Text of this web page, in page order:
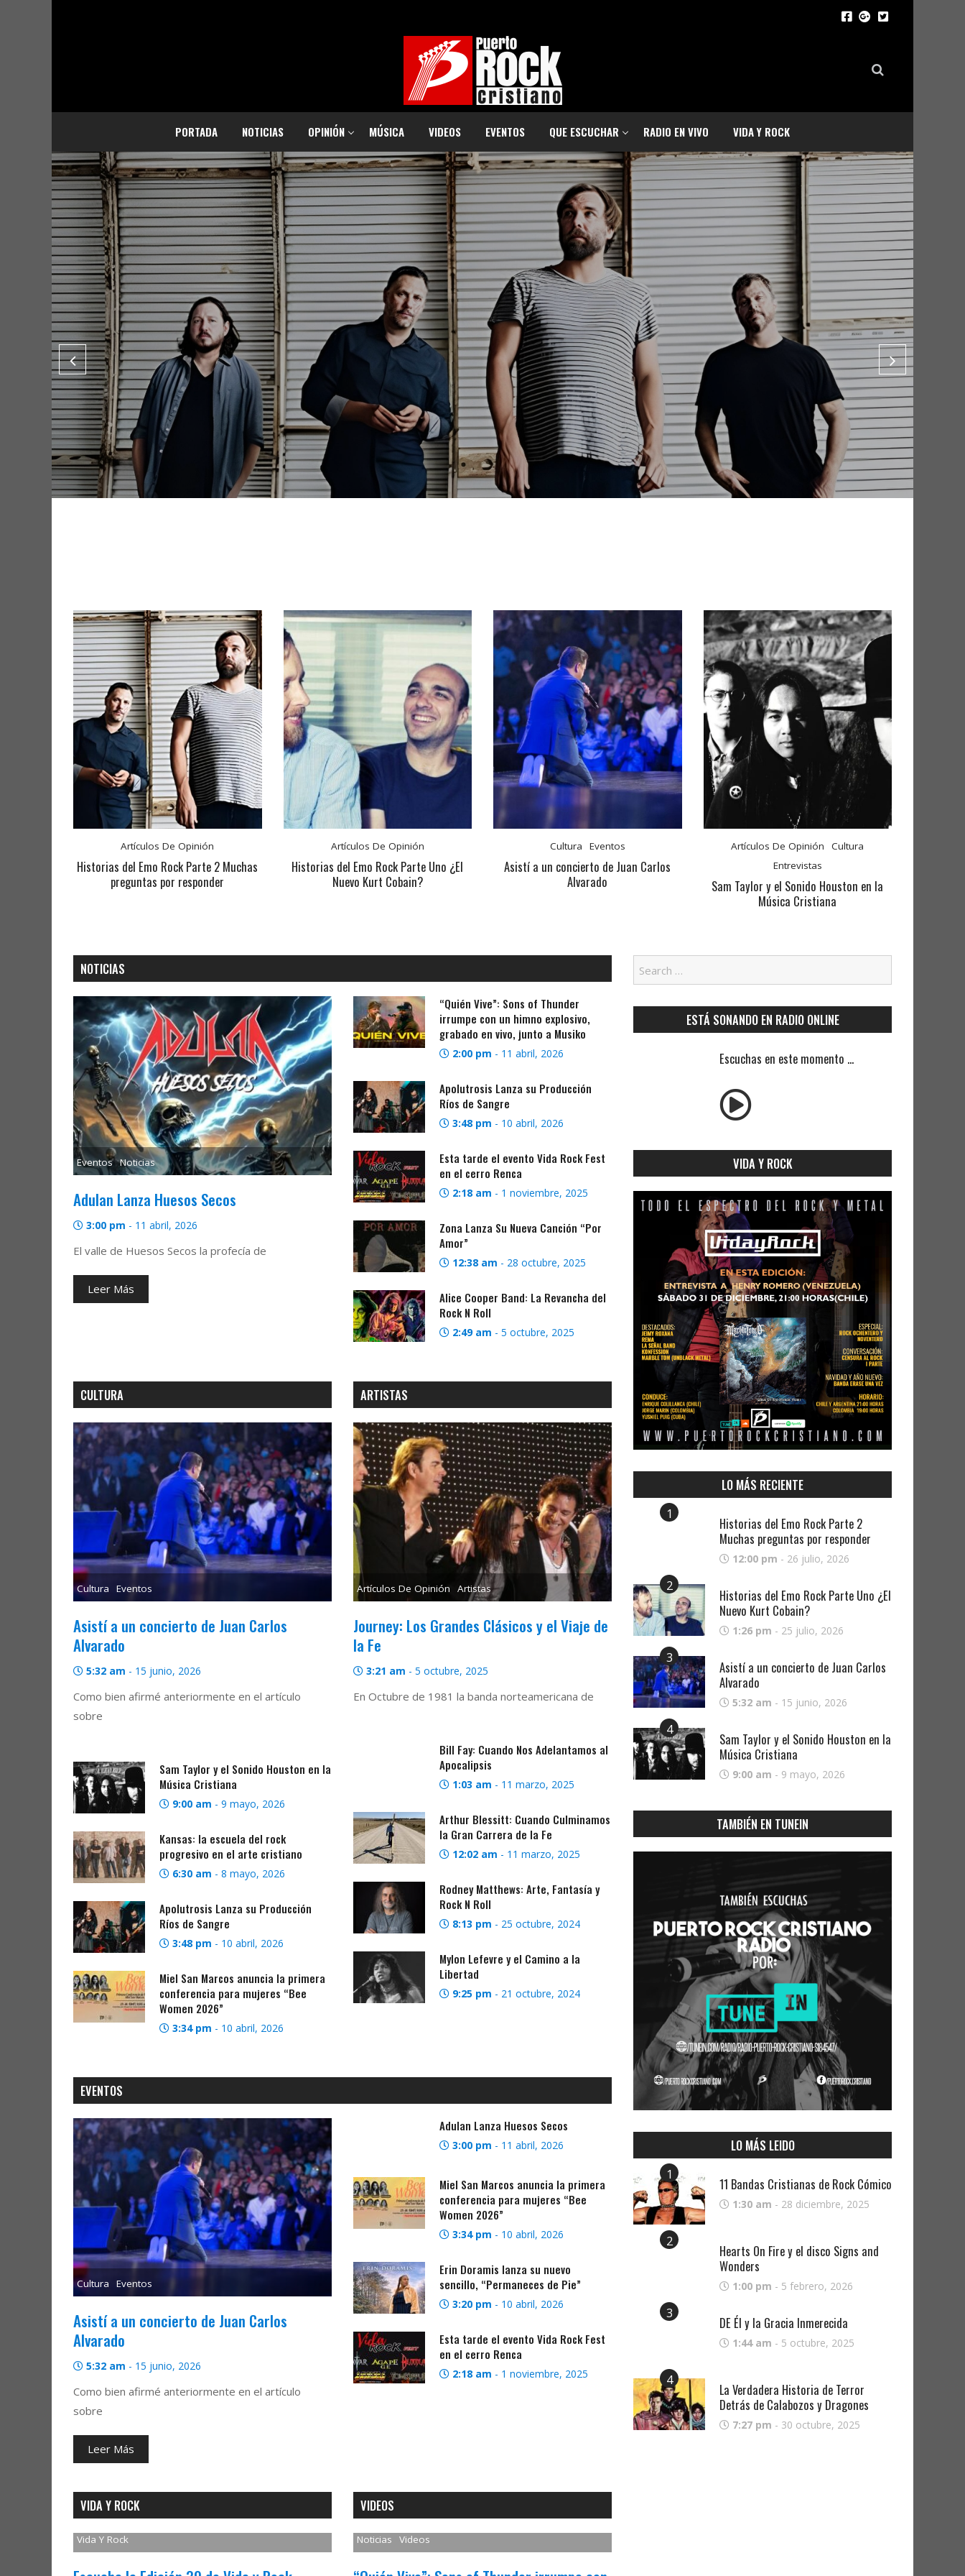
PORTADA NOTICIAS OPINIÓN MÚSICA VIDEOS EVENTOS QUE ESCUCHAR RADIO EN VIVO VIDA Y ROCK
12:00 pm 26 julio, 2026
Artículos De Opinión
Historias del Emo Rock Parte 2 Muchas
preguntas por responder
Artículos De Opinión
Historias del Emo Rock Parte Uno ¿El
Nuevo Kurt Cobain?
Cultura Eventos
Asistí a un concierto de Juan Carlos
Alvarado
Artículos De Opinión
Cultura
Entrevistas
Sam Taylor y el Sonido Houston en la
Música Cristiana
NOTICIAS
Eventos Noticias
Adulan Lanza Huesos Secos
3:00 pm - 11 abril, 2026
El valle de Huesos Secos la profecía de
Leer Más
“Quién Vive”: Sons of Thunder
irrumpe con un himno explosivo,
grabado en vivo, junto a Musiko
2:00 pm - 11 abril, 2026
Apolutrosis Lanza su Producción
Ríos de Sangre
3:48 pm - 10 abril, 2026
Esta tarde el evento Vida Rock Fest
en el cerro Renca
2:18 am - 1 noviembre, 2025
Zona Lanza Su Nueva Canción “Por
Amor”
12:38 am - 28 octubre, 2025
Alice Cooper Band: La Revancha del
Rock N Roll
2:49 am - 5 octubre, 2025
CULTURA
Cultura Eventos
Asistí a un concierto de Juan Carlos
Alvarado
5:32 am - 15 junio, 2026
Como bien afirmé anteriormente en el artículo
sobre
Sam Taylor y el Sonido Houston en la
Música Cristiana
9:00 am - 9 mayo, 2026
Kansas: la escuela del rock
progresivo en el arte cristiano
6:30 am - 8 mayo, 2026
Apolutrosis Lanza su Producción
Ríos de Sangre
3:48 pm - 10 abril, 2026
Miel San Marcos anuncia la primera
conferencia para mujeres “Bee
Women 2026”
3:34 pm - 10 abril, 2026
ARTISTAS
Artículos De Opinión Artistas
Journey: Los Grandes Clásicos y el Viaje de
la Fe
3:21 am - 5 octubre, 2025
En Octubre de 1981 la banda norteamericana de
Bill Fay: Cuando Nos Adelantamos al
Apocalipsis
1:03 am - 11 marzo, 2025
Arthur Blessitt: Cuando Culminamos
la Gran Carrera de la Fe
12:02 am - 11 marzo, 2025
Rodney Matthews: Arte, Fantasía y
Rock N Roll
8:13 pm - 25 octubre, 2024
Mylon Lefevre y el Camino a la
Libertad
9:25 pm - 21 octubre, 2024
EVENTOS
Cultura Eventos
Asistí a un concierto de Juan Carlos
Alvarado
5:32 am - 15 junio, 2026
Como bien afirmé anteriormente en el artículo
sobre
Leer Más
Adulan Lanza Huesos Secos
3:00 pm - 11 abril, 2026
Miel San Marcos anuncia la primera
conferencia para mujeres “Bee
Women 2026”
3:34 pm - 10 abril, 2026
Erin Doramis lanza su nuevo
sencillo, “Permaneces de Pie”
3:20 pm - 10 abril, 2026
Esta tarde el evento Vida Rock Fest
en el cerro Renca
2:18 am - 1 noviembre, 2025
VIDA Y ROCK
Vida Y Rock
VIDEOS
Noticias Videos
ESTÁ SONANDO EN RADIO ONLINE
Escuchas en este momento ...
VIDA Y ROCK
LO MÁS RECIENTE
1
Historias del Emo Rock Parte 2
Muchas preguntas por responder
12:00 pm - 26 julio, 2026
2
Historias del Emo Rock Parte Uno ¿El
Nuevo Kurt Cobain?
1:26 pm - 25 julio, 2026
3
Asistí a un concierto de Juan Carlos
Alvarado
5:32 am - 15 junio, 2026
4
Sam Taylor y el Sonido Houston en la
Música Cristiana
9:00 am - 9 mayo, 2026
TAMBIÉN EN TUNEIN
LO MÁS LEIDO
1
11 Bandas Cristianas de Rock Cómico
1:30 am - 28 diciembre, 2025
2
Hearts On Fire y el disco Signs and
Wonders
1:00 pm - 5 febrero, 2026
3
DE Él y la Gracia Inmerecida
1:44 am - 5 octubre, 2025
4
La Verdadera Historia de Terror
Detrás de Calabozos y Dragones
7:27 pm - 30 octubre, 2025